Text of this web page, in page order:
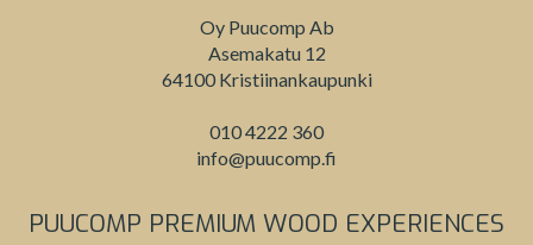
Oy Puucomp Ab
Asemakatu 12
64100 Kristiinankaupunki
010 4222 360
info@puucomp.fi
PUUCOMP PREMIUM WOOD EXPERIENCES